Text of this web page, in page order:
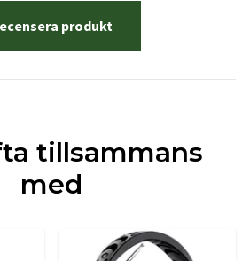
produkt
tillsammans
med